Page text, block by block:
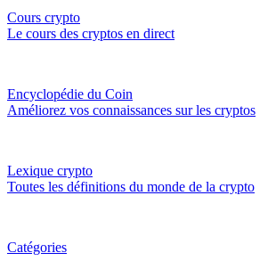
Cours crypto
Le cours des cryptos en direct
Encyclopédie du Coin
Améliorez vos connaissances sur les cryptos
Lexique crypto
Toutes les définitions du monde de la crypto
Catégories